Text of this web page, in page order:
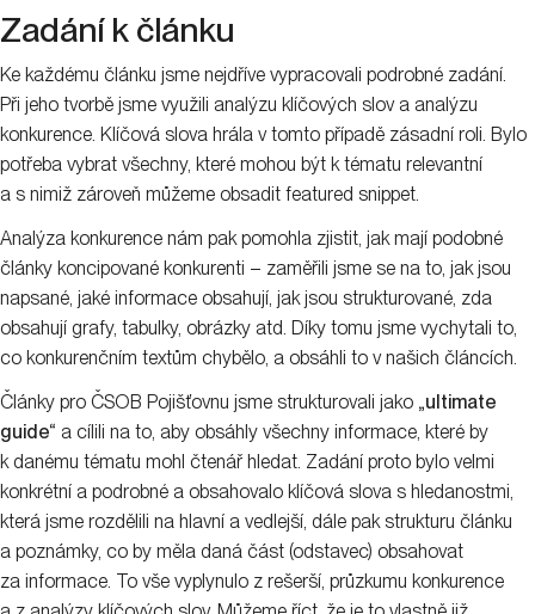
Zadání k článku
Ke každému článku jsme nejdříve vypracovali podrobné zadání.
Při jeho tvorbě jsme využili analýzu klíčových slov a analýzu
konkurence. Klíčová slova hrála v tomto případě zásadní roli. Bylo
potřeba vybrat všechny, které mohou být k tématu relevantní
a s nimiž zároveň můžeme obsadit featured snippet.
Analýza konkurence nám pak pomohla zjistit, jak mají podobné
články koncipované konkurenti – zaměřili jsme se na to, jak jsou
napsané, jaké informace obsahují, jak jsou strukturované, zda
obsahují grafy, tabulky, obrázky atd. Díky tomu jsme vychytali to,
co konkurenčním textům chybělo, a obsáhli to v našich článcích.
Články pro ČSOB Pojišťovnu jsme strukturovali jako „ultimate
guide“ a cílili na to, aby obsáhly všechny informace, které by
k danému tématu mohl čtenář hledat. Zadání proto bylo velmi
konkrétní a podrobné a obsahovalo klíčová slova s hledanostmi,
která jsme rozdělili na hlavní a vedlejší, dále pak strukturu článku
a poznámky, co by měla daná část (odstavec) obsahovat
za informace. To vše vyplynulo z rešerší, průzkumu konkurence